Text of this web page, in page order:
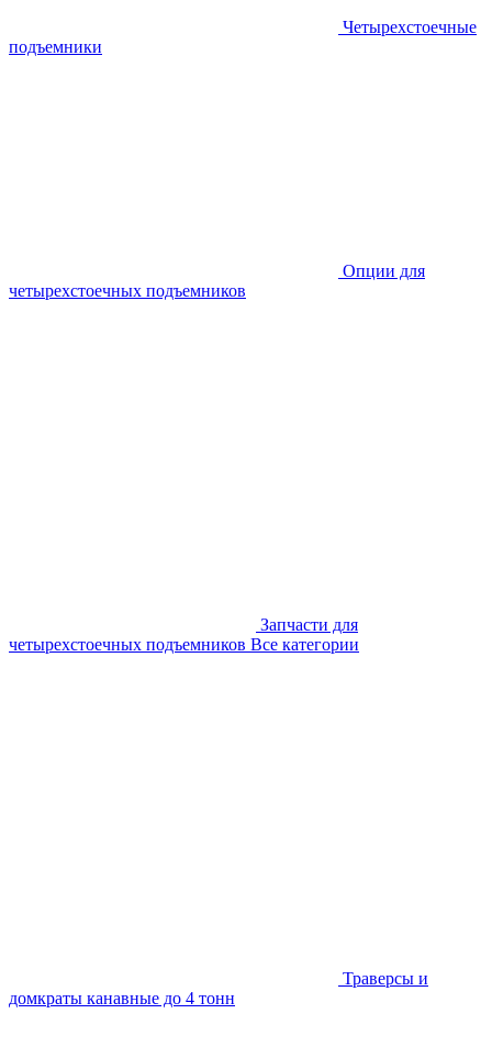
Четырехстоечные
подъемники
Опции для
четырехстоечных подъемников
Запчасти для
четырехстоечных подъемников Все категории
Траверсы и
домкраты канавные до 4 тонн